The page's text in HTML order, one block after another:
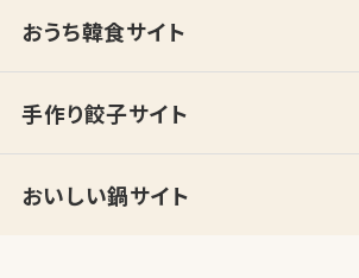
おうち韓食サイト
手作り餃子サイト
おいしい鍋サイト